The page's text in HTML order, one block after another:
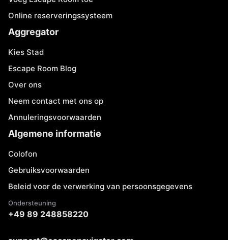
Online reserveringssysteem
Aggregator
Kies Stad
Escape Room Blog
Over ons
Neem contact met ons op
Annuleringsvoorwaarden
Algemene informatie
Colofon
Gebruiksvoorwaarden
Beleid voor de verwerking van persoonsgegevens
Ondersteuning
+49 89 248858220